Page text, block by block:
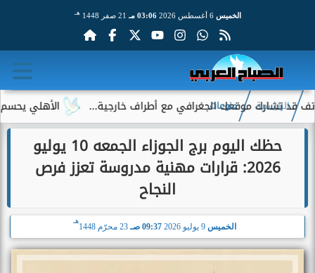
الخميس 6 أغسطس 2026 03:06 مـ 21 صفر 1448 هـ
الأهلي يحسم الجدل موقعك الجغرافي مع أطراف خارجية...
الرئيسية منوعات
حظك اليوم برج الجوزاء الجمعه 10 يوليو
2026: قرارات مهنية مدروسة تعزز فرص
النجاح
الخميس 09:37 صـ 23 محرّم 1448
هـ